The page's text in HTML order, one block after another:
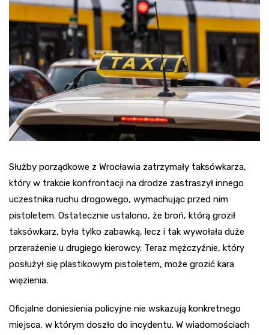
Służby porządkowe z Wrocławia zatrzymały taksówkarza,
który w trakcie konfrontacji na drodze zastraszył innego
uczestnika ruchu drogowego, wymachując przed nim
pistoletem. Ostatecznie ustalono, że broń, którą groził
taksówkarz, była tylko zabawką, lecz i tak wywołała duże
przerażenie u drugiego kierowcy. Teraz mężczyźnie, który
posłużył się plastikowym pistoletem, może grozić kara
więzienia.
Oficjalne doniesienia policyjne nie wskazują konkretnego
miejsca, w którym doszło do incydentu. W wiadomościach